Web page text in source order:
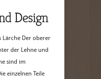
Design
Lärche Der oberer
der Lehne und
sind im
einzelnen Teile